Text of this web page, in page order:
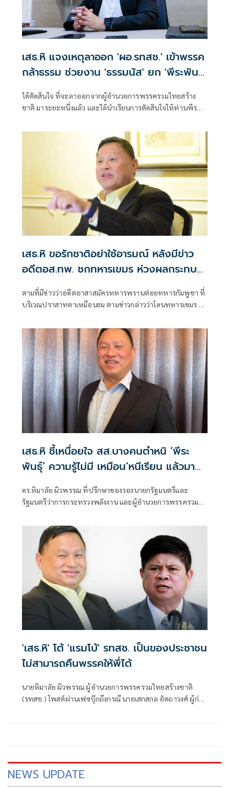
เสธ.หิ แจงเหตุลาออก 'ผอ.รทสช.' เข้าพรรค
กล้าธรรม ช่วยงาน 'ธรรมนัส' ยก 'พีระพันธุ์'
สุภาพบุรุษการเมือง
ได้ตัดสินใจ ที่จะลาออกจากผู้อำนวยการพรรครวมไทยสร้าง
ชาติ มาระยะหนึ่งแล้ว และได้นำเรียนการตัดสินใจให้ท่านพีระ
เสธ.หิ ขอรักชาติอย่าใช้อารมณ์ หลังมีข่าว
อดีตอส.ทพ. ชกทหารเขมร ห่วงผลกระทบ
ศก.ชายแดน
ตามที่มีข่าวว่าอดีตอาสาสมัครทหารพรานต่อยทหารกัมพูชา ที่
บริเวณปราสาทตาเหมือนธม ตามข่าวกล่าวว่าโดนทหารเขมร ยั่ว
เสธ.หิ ชี้เหนื่อยใจ สส.บางคนตำหนิ ‘พีระ
พันธุ์’ ความรู้ไม่มี เหมือน‘หนีเรียน แล้วมาด่า
ดร.หิมาลัย ผิวพรรณ ที่ปรึกษาของรองนายกรัฐมนตรีและ
รัฐมนตรีว่าการกระทรวงพลังงาน และผู้อำนวยการพรรครวม
'เสธ.หิ' โต้ 'แรมโบ้' รทสช. เป็นของประชาชน
ไม่สามารถคืนพรรคให้พี่ได้
นายหิมาลัย ผิวพรรณ ผู้อำนวยการพรรครวมไทยสร้างชาติ
(รทสช.) โพสต์ผ่านเฟซบุ๊กถึงกรณี นายเสกสกล อัตถาวงศ์ ผู้ก่อ
NEWS UPDATE